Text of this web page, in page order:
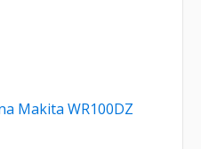
Makita WR100DZ